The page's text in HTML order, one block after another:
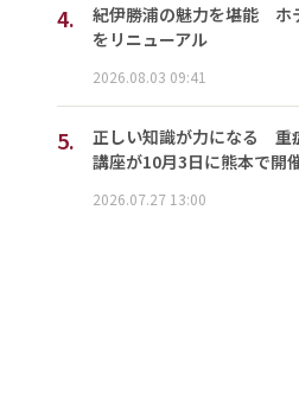
4.
紀伊勝浦の魅力を堪能 ホ
をリニューアル
2026.08.03 09:41
5.
正しい知識が力になる 重
講座が10月3日に熊本で開
2026.07.27 13:00